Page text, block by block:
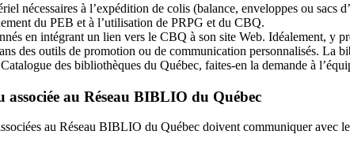
nécessaires à l’expédition de colis (balance, enveloppes ou sacs
du PEB et à l’utilisation de PRPG et du CBQ.
en intégrant un lien vers le CBQ à son site Web. Idéalement, y
des outils de promotion ou de communication personnalisés. La
des bibliothèques du Québec, faites-en la demande à
au Réseau BIBLIO du Québec
au Réseau BIBLIO du Québec doivent communiquer avec